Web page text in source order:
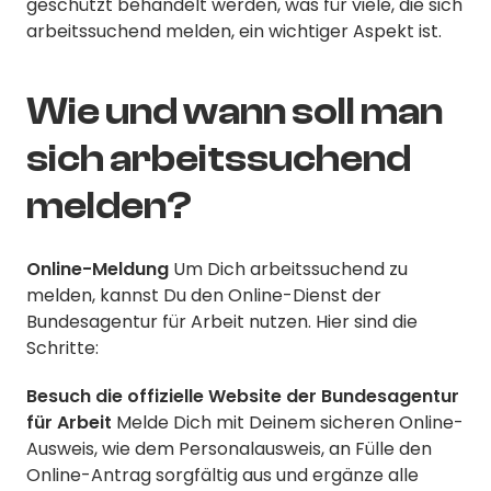
arbeitssuchend melden, ein wichtiger Aspekt ist.
Wie und wann soll man
sich arbeitssuchend
melden?
Online-Meldung Um Dich arbeitssuchend zu
melden, kannst Du den Online-Dienst der
Bundesagentur für Arbeit nutzen. Hier sind die
Schritte:
Besuch die offizielle Website der Bundesagentur
für Arbeit Melde Dich mit Deinem sicheren Online-
Ausweis, wie dem Personalausweis, an Fülle den
Online-Antrag sorgfältig aus und ergänze alle